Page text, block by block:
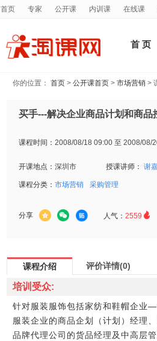
首 页
你的位置： 首页 > 公开课首页 > 市场营销 >
买手---解决企业商品计划和商品
课程时间： 2008/08/18 09:00 至 2008/08/
开课地点： 深圳市 授课讲师： 谢
课程分类： 市场营销 采购管理
分享 人气： 2559 
课程介绍 评价详情(0)
培训受众:
针对服装服饰包括家纺和鞋帽企业
服装企业的商品企划（计划）经理
品牌代理公司的货品经理及中高层管
首页 专家 公开课 内训课 在线课